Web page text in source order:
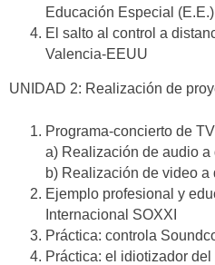
Educación Especial (E.E.)
El salto al control a
Valencia-EEUU
UNIDAD 2: Realización de
Programa-concierto de
a) Realización de audio a
b) Realización de video a
Ejemplo profesional y
Internacional SOXXI
Práctica: controla
Práctica: el idiotizador